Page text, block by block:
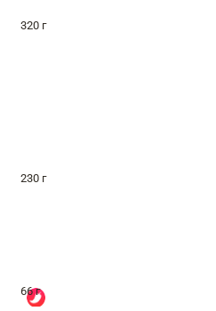
320 г
230 г
66 г